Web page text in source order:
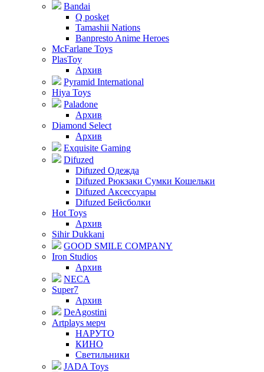
Bandai
Q posket
Tamashii Nations
Banpresto Anime Heroes
McFarlane Toys
PlasToy
Архив
Pyramid International
Hiya Toys
Paladone
Архив
Diamond Select
Архив
Exquisite Gaming
Difuzed
Difuzed Одежда
Difuzed Рюкзаки Сумки Кошельки
Difuzed Аксессуары
Difuzed Бейсболки
Hot Toys
Архив
Sihir Dukkani
GOOD SMILE COMPANY
Iron Studios
Архив
NECA
Super7
Архив
DeAgostini
Artplays мерч
НАРУТО
КИНО
Светильники
JADA Toys